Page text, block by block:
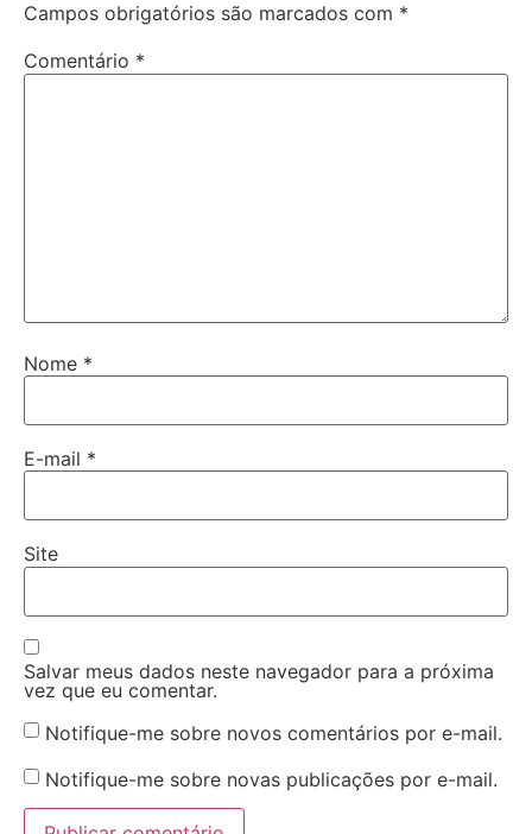
Campos obrigatórios são marcados com *
Comentário *
Nome *
E-mail *
Site
Salvar meus dados neste navegador para a próxima
vez que eu comentar.
Notifique-me sobre novos comentários por e-mail.
Notifique-me sobre novas publicações por e-mail.